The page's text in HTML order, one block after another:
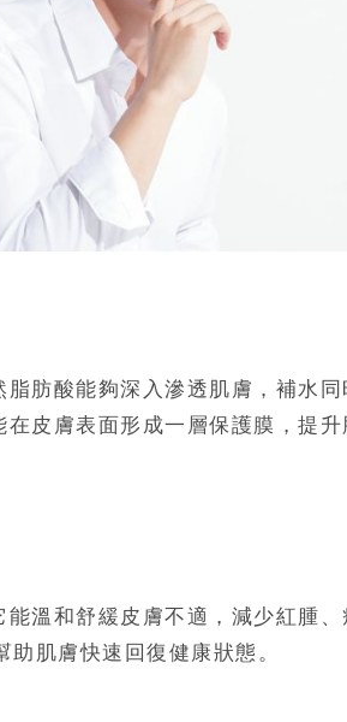
肪酸能夠深入滲透肌膚，補水
皮膚表面形成一層保護膜，提
溫和舒緩皮膚不適，減少紅腫
肌膚快速回復健康狀態。